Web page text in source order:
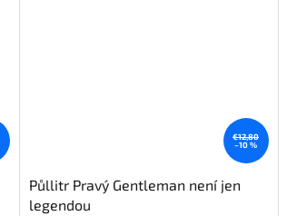
€12,80
–10 %
Půllitr Pravý Gentleman není jen
legendou